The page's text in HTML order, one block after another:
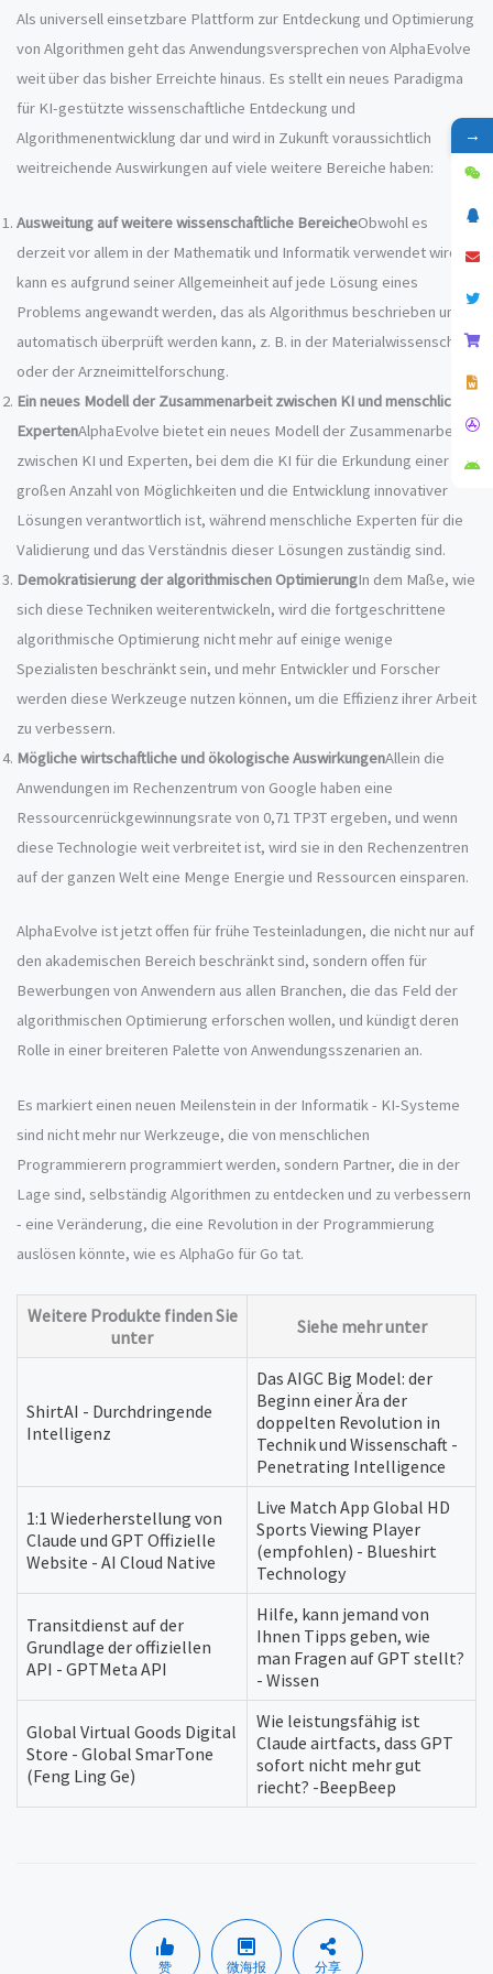
Als universell einsetzbare Plattform zur Entdeckung und Optimierung
von Algorithmen geht das Anwendungsversprechen von AlphaEvolve
weit über das bisher Erreichte hinaus. Es stellt ein neues Paradigma
für KI-gestützte wissenschaftliche Entdeckung und
Algorithmenentwicklung dar und wird in Zukunft voraussichtlich
weitreichende Auswirkungen auf viele weitere Bereiche haben:
Ausweitung auf weitere wissenschaftliche BereicheObwohl es
derzeit vor allem in der Mathematik und Informatik verwendet wird,
kann es aufgrund seiner Allgemeinheit auf jede Lösung eines
Problems angewandt werden, das als Algorithmus beschrieben und
automatisch überprüft werden kann, z. B. in der Materialwissenschaft
oder der Arzneimittelforschung.
Ein neues Modell der Zusammenarbeit zwischen KI und menschlichen
ExpertenAlphaEvolve bietet ein neues Modell der Zusammenarbeit
zwischen KI und Experten, bei dem die KI für die Erkundung einer
großen Anzahl von Möglichkeiten und die Entwicklung innovativer
Lösungen verantwortlich ist, während menschliche Experten für die
Validierung und das Verständnis dieser Lösungen zuständig sind.
Demokratisierung der algorithmischen OptimierungIn dem Maße, wie
sich diese Techniken weiterentwickeln, wird die fortgeschrittene
algorithmische Optimierung nicht mehr auf einige wenige
Spezialisten beschränkt sein, und mehr Entwickler und Forscher
werden diese Werkzeuge nutzen können, um die Effizienz ihrer Arbeit
zu verbessern.
Mögliche wirtschaftliche und ökologische AuswirkungenAllein die
Anwendungen im Rechenzentrum von Google haben eine
Ressourcenrückgewinnungsrate von 0,71 TP3T ergeben, und wenn
diese Technologie weit verbreitet ist, wird sie in den Rechenzentren
auf der ganzen Welt eine Menge Energie und Ressourcen einsparen.
AlphaEvolve ist jetzt offen für frühe Testeinladungen, die nicht nur auf
den akademischen Bereich beschränkt sind, sondern offen für
Bewerbungen von Anwendern aus allen Branchen, die das Feld der
algorithmischen Optimierung erforschen wollen, und kündigt deren
Rolle in einer breiteren Palette von Anwendungsszenarien an.
Es markiert einen neuen Meilenstein in der Informatik - KI-Systeme
sind nicht mehr nur Werkzeuge, die von menschlichen
Programmierern programmiert werden, sondern Partner, die in der
Lage sind, selbständig Algorithmen zu entdecken und zu verbessern
- eine Veränderung, die eine Revolution in der Programmierung
auslösen könnte, wie es AlphaGo für Go tat.
Weitere Produkte finden Sie
unter
Siehe mehr unter
ShirtAI - Durchdringende
Intelligenz
Das AIGC Big Model: der
Beginn einer Ära der
doppelten Revolution in
Technik und Wissenschaft -
Penetrating Intelligence
1:1 Wiederherstellung von
Claude und GPT Offizielle
Website - AI Cloud Native
Live Match App Global HD
Sports Viewing Player
(empfohlen) - Blueshirt
Technology
Transitdienst auf der
Grundlage der offiziellen
API - GPTMeta API
Hilfe, kann jemand von
Ihnen Tipps geben, wie
man Fragen auf GPT stellt?
- Wissen
Global Virtual Goods Digital
Store - Global SmarTone
(Feng Ling Ge)
Wie leistungsfähig ist
Claude airtfacts, dass GPT
sofort nicht mehr gut
riecht? -BeepBeep
赞 微海报 分享
→